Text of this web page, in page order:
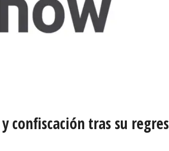
confiscación tras su